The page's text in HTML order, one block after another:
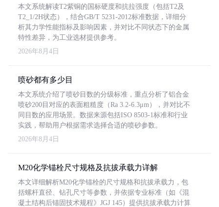
本文系统解读T2紫铜的国标硬度和抗拉强度（包括T2及
T2_1/2H状态），结合GB/T 5231-2012标准数据，详细分
析其力学性能指标及影响因素，并对比不同状态下的金属
特性差异，为工业选材提供参考。
2026年8月4日
喷砂都有多少目
本文系统介绍了喷砂目数的分级标准，重点分析了铝合金
喷砂200目对应的表面粗糙度（Ra 3.2-6.3μm），并对比不
同目数的应用场景。数据来源包括ISO 8503-1标准和行业
实践，帮助用户根据需求选择合适的喷砂参数。
2026年8月4日
M20化学锚栓尺寸规格及抗拔承载力详解
本文详细解析M20化学锚栓的尺寸规格和抗拔承载力，包
括螺杆直径、钻孔尺寸等参数，并依据专业标准（如《混
凝土结构后锚固技术规程》JGJ 145）提供抗拔承载力计算